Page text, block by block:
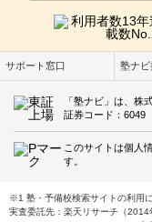
サポート窓口 塾ナ
「塾ナビ」は、株
証券コード：6049
このサイトは個人
す。
※1 塾・予備校検索サイトの利用
実査委託先：楽天リサーチ（2014